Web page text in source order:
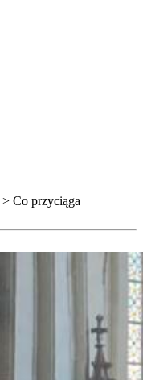
> Co przyciąga